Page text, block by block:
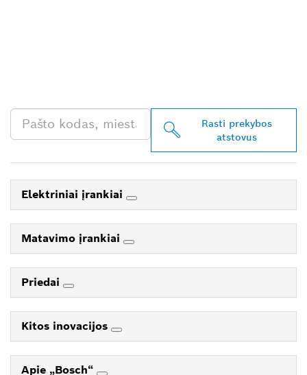
Rasti prekybos
atstovus
Elektriniai įrankiai
Matavimo įrankiai
Priedai
Kitos inovacijos
Apie „Bosch“